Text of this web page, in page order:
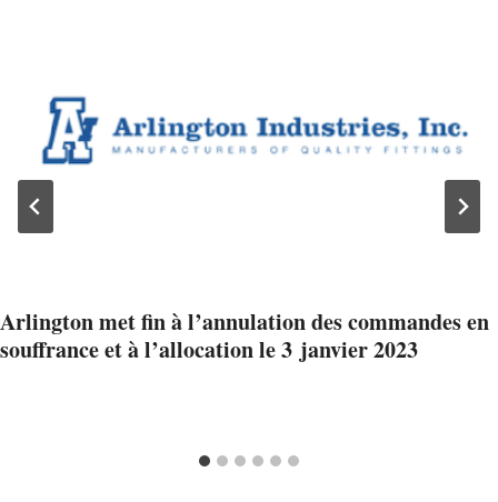
Arlington met fin à l’annulation des commandes en
souffrance et à l’allocation le 3 janvier 2023